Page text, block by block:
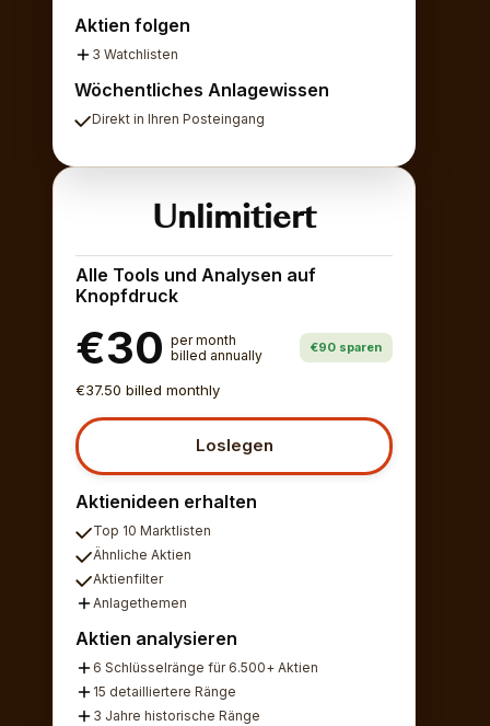
Aktien folgen
3 Watchlisten
Wöchentliches Anlagewissen
Direkt in Ihren Posteingang
Unlimitiert
Alle Tools und Analysen auf
Knopfdruck
€30 per month
billed annually
€90 sparen
€37.50 billed monthly
Loslegen
Aktienideen erhalten
Top 10 Marktlisten
Ähnliche Aktien
Aktienfilter
Anlagethemen
Aktien analysieren
6 Schlüsselränge für 6.500+ Aktien
15 detailliertere Ränge
3 Jahre historische Ränge